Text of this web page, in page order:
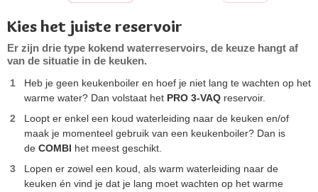
Kies het juiste reservoir
Er zijn drie type kokend waterreservoirs, de keuze hangt af
van de situatie in de keuken.
Heb je geen keukenboiler en hoef je niet lang te wachten op het
warme water? Dan volstaat het PRO 3-VAQ reservoir.
Loopt er enkel een koud waterleiding naar de keuken en/of
maak je momenteel gebruik van een keukenboiler? Dan is
de COMBI het meest geschikt.
Lopen er zowel een koud, als warm waterleiding naar de
keuken én vind je dat je lang moet wachten op het warme